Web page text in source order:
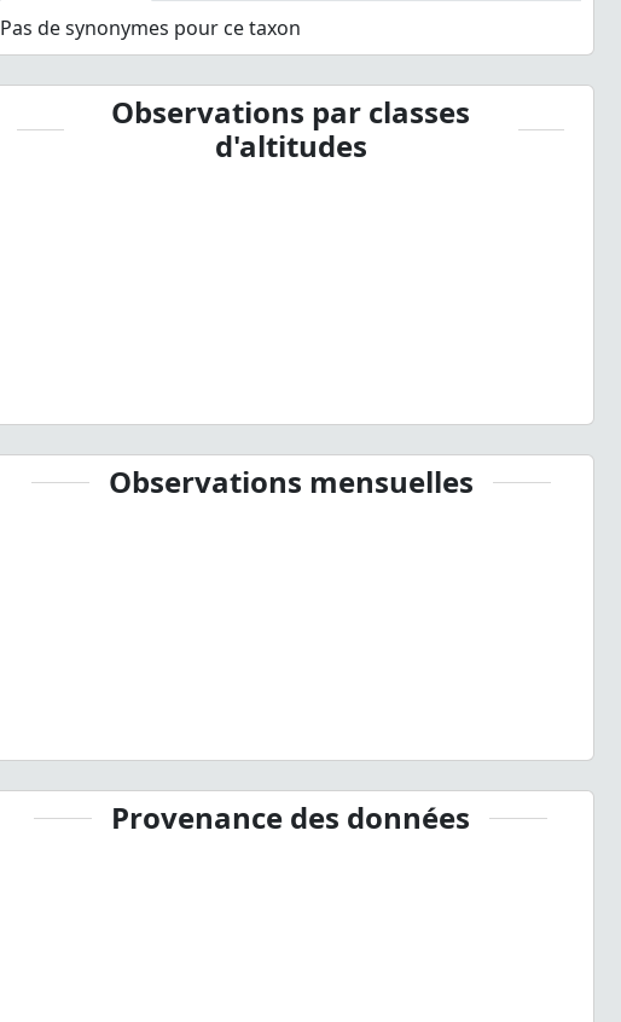
Pas de synonymes pour ce taxon
Observations par classes
d'altitudes
Observations mensuelles
Provenance des données